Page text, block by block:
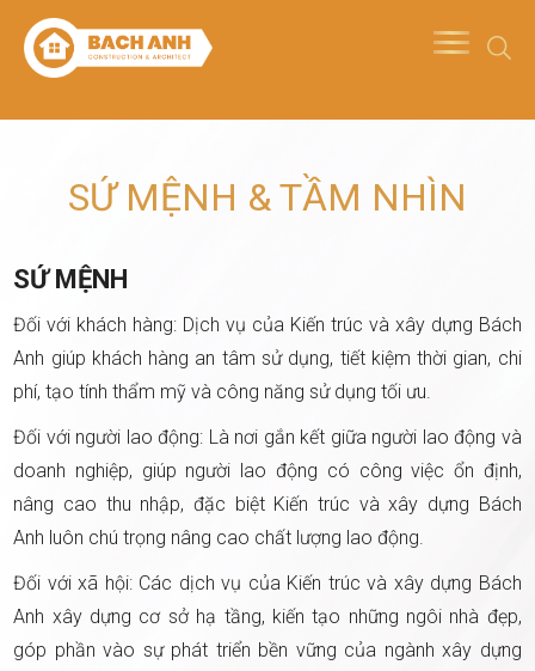
SỨ MỆNH & TẦM NHÌN
SỨ MỆNH
Đối với khách hàng: Dịch vụ của Kiến trúc và xây dựng Bách
Anh giúp khách hàng an tâm sử dụng, tiết kiệm thời gian, chi
phí, tạo tính thẩm mỹ và công năng sử dụng tối ưu.
Đối với người lao động: Là nơi gắn kết giữa người lao động và
doanh nghiệp, giúp người lao động có công việc ổn định,
nâng cao thu nhập, đặc biệt Kiến trúc và xây dựng Bách
Anh luôn chú trọng nâng cao chất lượng lao động.
Đối với xã hội: Các dịch vụ của Kiến trúc và xây dựng Bách
Anh xây dựng cơ sở hạ tầng, kiến tạo những ngôi nhà đẹp,
góp phần vào sự phát triển bền vững của ngành xây dựng